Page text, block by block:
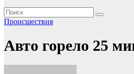
Происшествия
Авто горело 25